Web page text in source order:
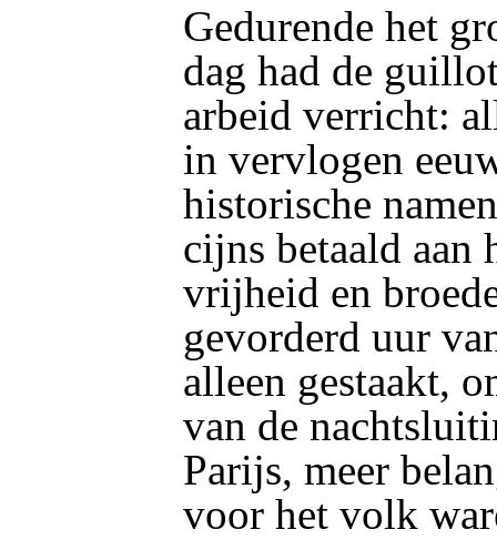
Gedurende het
dag had de
arbeid verricht:
in vervlogen
historische
cijns betaald aan
vrijheid en
gevorderd uur
alleen gestaakt,
van de
Parijs, meer
voor het volk